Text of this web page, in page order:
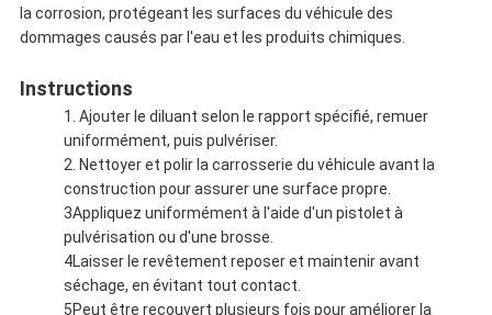
la corrosion, protégeant les surfaces du véhicule des
dommages causés par l'eau et les produits chimiques.
Instructions
1. Ajouter le diluant selon le rapport spécifié, remuer
uniformément, puis pulvériser.
2. Nettoyer et polir la carrosserie du véhicule avant la
construction pour assurer une surface propre.
3Appliquez uniformément à l'aide d'un pistolet à
pulvérisation ou d'une brosse.
4Laisser le revêtement reposer et maintenir avant
séchage, en évitant tout contact.
5Peut être recouvert plusieurs fois pour améliorer la